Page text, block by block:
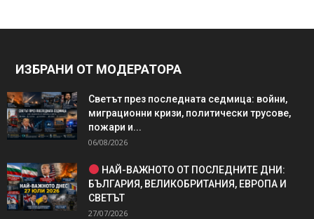
ИЗБРАНИ ОТ МОДЕРАТОРА
Светът през последната седмица: войни,
миграционни кризи, политически трусове,
пожари и...
06/08/2026
НАЙ-ВАЖНОТО ОТ ПОСЛЕДНИТЕ ДНИ:
БЪЛГАРИЯ, ВЕЛИКОБРИТАНИЯ, ЕВРОПА И
СВЕТЪТ
27/07/2026